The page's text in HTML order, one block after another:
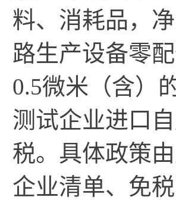
料、消耗品，
路生产设备零
0.5微米（含）
测试企业进口
税。具体政策
企业清单、免